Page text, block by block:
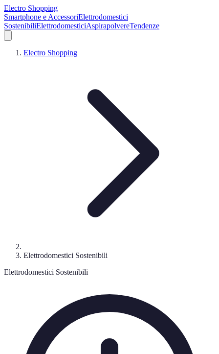
Electro Shopping
Smartphone e AccessoriElettrodomestici
SostenibiliElettrodomesticiAspirapolvereTendenze
Electro Shopping
Elettrodomestici Sostenibili
Elettrodomestici Sostenibili